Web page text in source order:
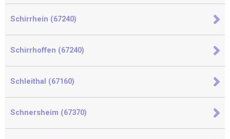
Schirrhein (67240)
Schirrhoffen (67240)
Schleithal (67160)
Schnersheim (67370)